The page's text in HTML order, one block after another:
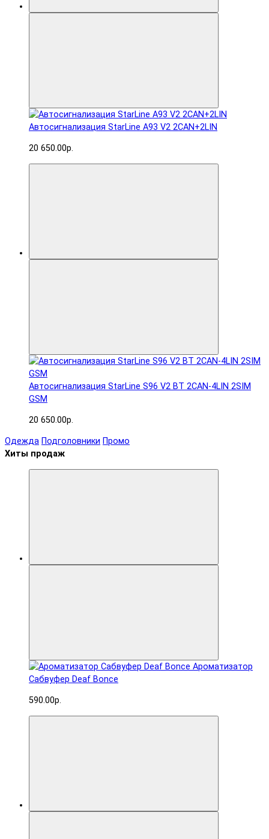
Автосигнализация StarLine A93 V2 2CAN+2LIN
20 650.00р.
Автосигнализация StarLine S96 V2 BT 2CAN-4LIN 2SIM
GSM
20 650.00р.
Одежда Подголовники Промо
Хиты продаж
Ароматизатор
Сабвуфер Deaf Bonce
590.00р.